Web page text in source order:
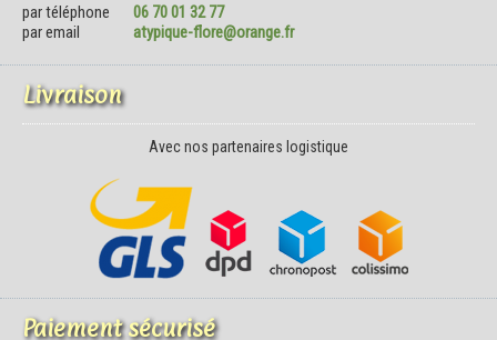
par téléphone
06 70 01 32 77
par email
atypique-flore@orange.fr
Livraison
Avec nos partenaires logistique
Paiement sécurisé